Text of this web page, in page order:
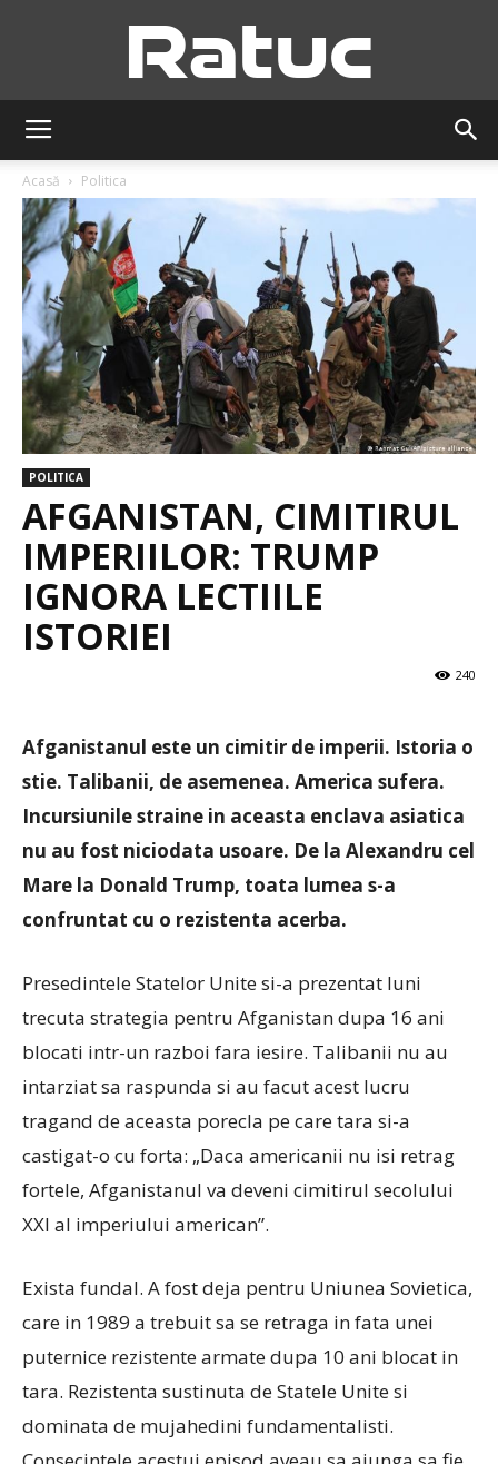
Acasă Politica
POLITICA
AFGANISTAN, CIMITIRUL
IMPERIILOR: TRUMP
IGNORA LECTIILE
ISTORIEI
240
Afganistanul este un cimitir de imperii. Istoria o
stie. Talibanii, de asemenea. America sufera.
Incursiunile straine in aceasta enclava asiatica
nu au fost niciodata usoare. De la Alexandru cel
Mare la Donald Trump, toata lumea s-a
confruntat cu o rezistenta acerba.
Presedintele Statelor Unite si-a prezentat luni
trecuta strategia pentru Afganistan dupa 16 ani
blocati intr-un razboi fara iesire. Talibanii nu au
intarziat sa raspunda si au facut acest lucru
tragand de aceasta porecla pe care tara si-a
castigat-o cu forta: „Daca americanii nu isi retrag
fortele, Afganistanul va deveni cimitirul secolului
XXI al imperiului american”.
Exista fundal. A fost deja pentru Uniunea Sovietica,
care in 1989 a trebuit sa se retraga in fata unei
puternice rezistente armate dupa 10 ani blocat in
tara. Rezistenta sustinuta de Statele Unite si
dominata de mujahedini fundamentalisti.